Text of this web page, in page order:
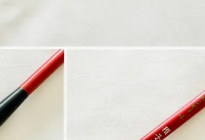
洗顔ブラシ